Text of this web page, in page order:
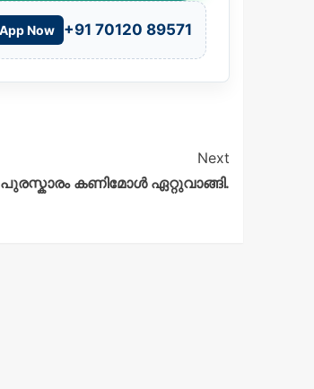
Now +91 70120 89571
Next
കണിമോൾ ഏറ്റുവാങ്ങി.